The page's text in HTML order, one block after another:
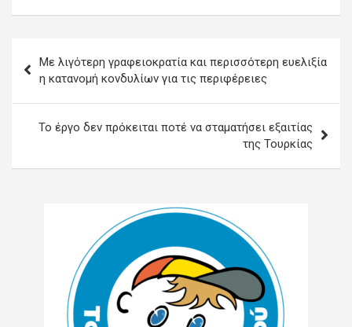
άρθρων
Με λιγότερη γραφειοκρατία και περισσότερη ευελιξία
η κατανομή κονδυλίων για τις περιφέρειες
Το έργο δεν πρόκειται ποτέ να σταματήσει εξαιτίας
της Τουρκίας